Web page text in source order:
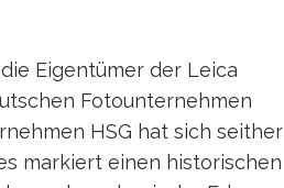
Eigentümer der Leica
Fotounternehmen
HSG hat sich seither
markiert einen historischen